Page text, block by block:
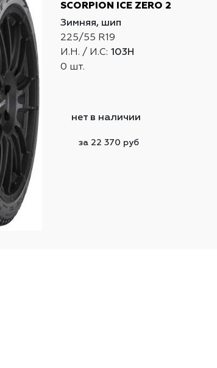
SCORPION ICE ZERO 2
Зимняя, шип
225/55 R19
И.Н. / И.С: 103H
0 шт.
нет в наличии
за 22 370 руб